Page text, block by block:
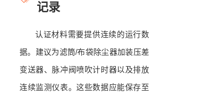
记录
认证材料需要提供连续的运行数
据。建议为滤筒/布袋除尘器加装压差
变送器、脉冲阀喷吹计时器以及排放
连续监测仪表。这些数据应能保存至